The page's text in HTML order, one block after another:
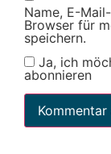
Name, E-
Browser für
speichern.
Ja, ich
abonnieren